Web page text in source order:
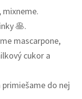
🥞.
mascarpone,
cukor a
do nej